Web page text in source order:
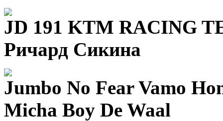
JD 191 KTM RACING
Ричард Сикина
Jumbo No Fear Vamo
Micha Boy De Waal